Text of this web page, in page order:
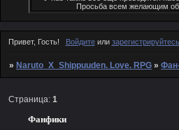
Просьба всем желающим
Привет, Гость! Войдитеили зарегистрируйтесь
»Naruto_X_Shippuuden. Love. RPG »
Фанфики
Страница:1